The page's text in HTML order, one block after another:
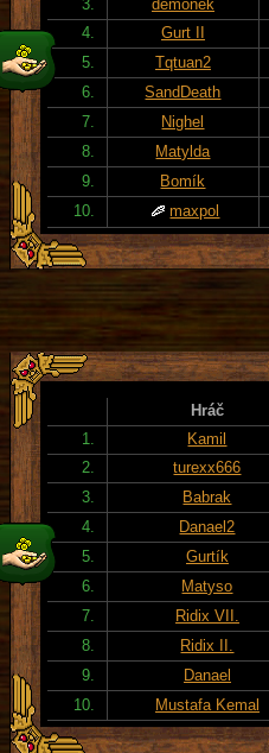
3.
demonek
4.
Gurt II
5.
Tqtuan2
6.
SandDeath
7.
Nighel
8.
Matylda
9.
Bomík
10.
maxpol
Hráč
1.
Kamil
2.
turexx666
3.
Babrak
4.
Danael2
5.
Gurtík
6.
Matyso
7.
Ridix VII.
8.
Ridix II.
9.
Danael
10.
Mustafa Kemal